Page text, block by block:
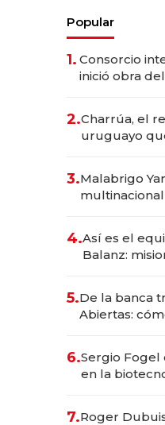
Popular
1. Consorcio
inició obra
millones
2.Charrúa, el
uruguayo
anticipación
3.Malabrigo
4.Así es el
Balanz:
5.De la banca
Abiertas:
6.Sergio Fogel
en la
7.Roger